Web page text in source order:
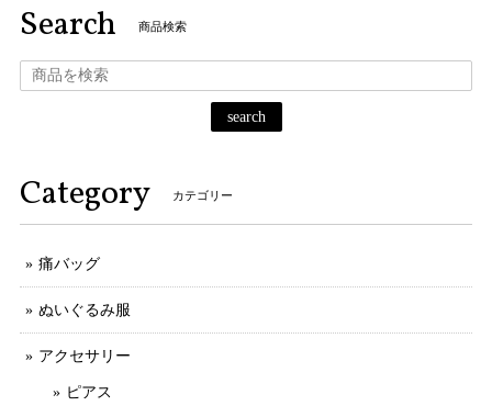
Search 商品検索
search
Category カテゴリー
痛バッグ
ぬいぐるみ服
アクセサリー
ピアス